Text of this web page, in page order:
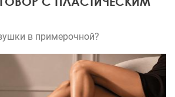
в примерочной?